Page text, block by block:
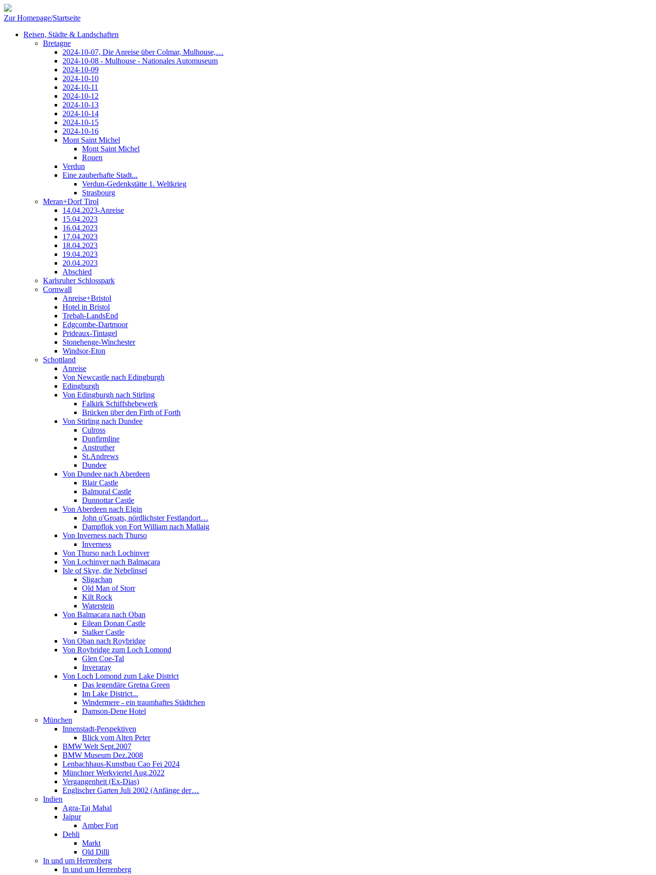
Zur Homepage/Startseite
Reisen, Städte & Landschaften
Bretagne
2024-10-07, Die Anreise über Colmar, Mulhouse,…
2024-10-08 - Mulhouse - Nationales Automuseum
2024-10-09
2024-10-10
2024-10-11
2024-10-12
2024-10-13
2024-10-14
2024-10-15
2024-10-16
Mont Saint Michel
Mont Saint Michel
Rouen
Verdun
Eine zauberhafte Stadt...
Verdun-Gedenkstätte 1. Weltkrieg
Strasbourg
Meran+Dorf Tirol
14.04.2023-Anreise
15.04.2023
16.04.2023
17.04.2023
18.04.2023
19.04.2023
20.04.2023
Abschied
Karlsruher Schlosspark
Cornwall
Anreise+Bristol
Hotel in Bristol
Trebah-LandsEnd
Edgcombe-Dartmoor
Prideaux-Tintagel
Stonehenge-Winchester
Windsor-Eton
Schottland
Anreise
Von Newcastle nach Edingburgh
Edingburgh
Von Edingburgh nach Stirling
Falkirk Schiffshebewerk
Brücken über den Firth of Forth
Von Stirling nach Dundee
Culross
Dunfirmline
Anstruther
St.Andrews
Dundee
Von Dundee nach Aberdeen
Blair Castle
Balmoral Castle
Dunnottar Castle
Von Aberdeen nach Elgin
John o'Groats, nördlichster Festlandort…
Dampflok von Fort William nach Mallaig
Von Inverness nach Thurso
Inverness
Von Thurso nach Lochinver
Von Lochinver nach Balmacara
Isle of Skye, die Nebelinsel
Sligachan
Old Man of Storr
Kilt Rock
Waterstein
Von Balmacara nach Oban
Eilean Donan Castle
Stalker Castle
Von Oban nach Roybridge
Von Roybridge zum Loch Lomond
Glen Coe-Tal
Inveraray
Von Loch Lomond zum Lake District
Das legendäre Gretna Green
Im Lake District...
Windermere - ein traumhaftes Städtchen
Damson-Dene Hotel
München
Innenstadt-Perspektiven
Blick vom Alten Peter
BMW Welt Sept.2007
BMW Museum Dez.2008
Lenbachhaus-Kunstbau Cao Fei 2024
Münchner Werkviertel Aug.2022
Vergangenheit (Ex-Dias)
Englischer Garten Juli 2002 (Anfänge der…
Indien
Agra-Taj Mahal
Jaipur
Amber Fort
Dehli
Markt
Old Dilli
In und um Herrenberg
In und um Herrenberg